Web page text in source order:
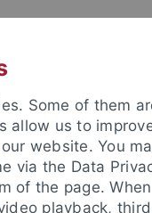
Some of them
allow us to
website. You
via the Data
of the page.
playback,